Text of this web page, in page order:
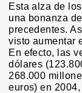
Esta alza de
una bonanza
precedentes.
visto aumentar
En efecto, las
dólares
268.000
euros) en